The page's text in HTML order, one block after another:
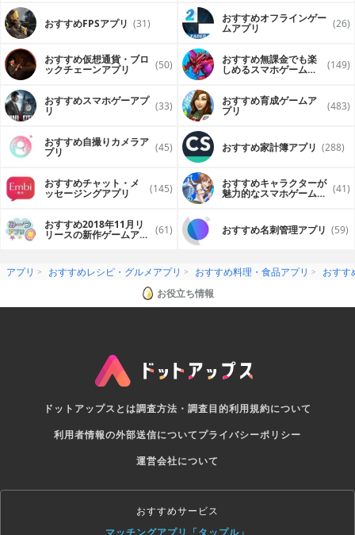
おすすめFPSアプリ (31) おすすめオフラインゲー
ムアプリ (26)
おすすめ仮想通貨・ブロ
ックチェーンアプリ (50) おすすめ無課金でも楽
しめるスマホゲームア (149)
おすすめスマホゲーアプ
リ (33) おすすめ育成ゲームア
プリ (483)
おすすめ自撮りカメラア
プリ (45) おすすめ家計簿アプリ (288)
おすすめチャット・メ
ッセージングアプリ (145) おすすめキャラクターが
魅力的なスマホゲームア (41)
おすすめ2018年11月リ
リースの新作ゲームアプ (61) おすすめ名刺管理アプリ (59)
アプリ おすすめレシピ・グルメアプリ おすすめ料理・食品アプリ
おすす
お役立ち情報
ドットアップスとは調査方法・調査目的利用規約について
利用者情報の外部送信についてプライバシーポリシー
運営会社について
おすすめサービス
マッチングアプリ「タップル」